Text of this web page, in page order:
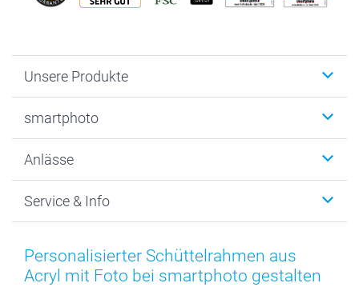
Unsere Produkte
Fotogeschenke
MyNameBook
Fotoabzüge, Fotos als Buch & Poster
Zubehör & Material
Foto-Kalender & Agenden
smartphoto
Warum smartphoto
Datenschutz
AGB
Impressum
Anlässe
Neujahr
Muttertag
Vatertag
Service & Info
Anmelden /Registrieren
Preise und Versandkosten
Personalisierter Schüttelrahmen aus
Acryl mit Foto bei smartphoto gestalten